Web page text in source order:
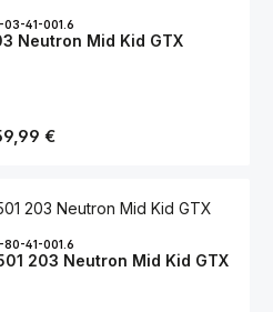
einen hohen Textilanteil.
41-001.6
Neutron Mid Kid GTX
Preis:
€
41-001.6
203 Neutron Mid Kid GTX